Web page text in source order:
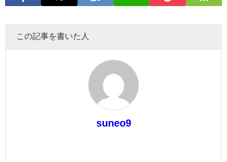
この記事を書いた人
suneo9